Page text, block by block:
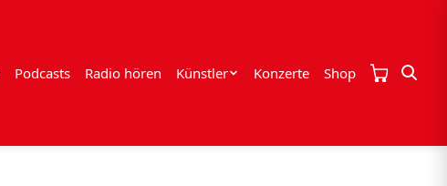
Podcasts Radio hören Künstler Konzerte Shop